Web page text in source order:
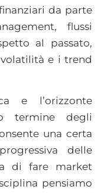
da parte
flussi
al passato,
e i trend
e l’orizzonte
termine degli
una certa
delle
di fare market
pensiamo